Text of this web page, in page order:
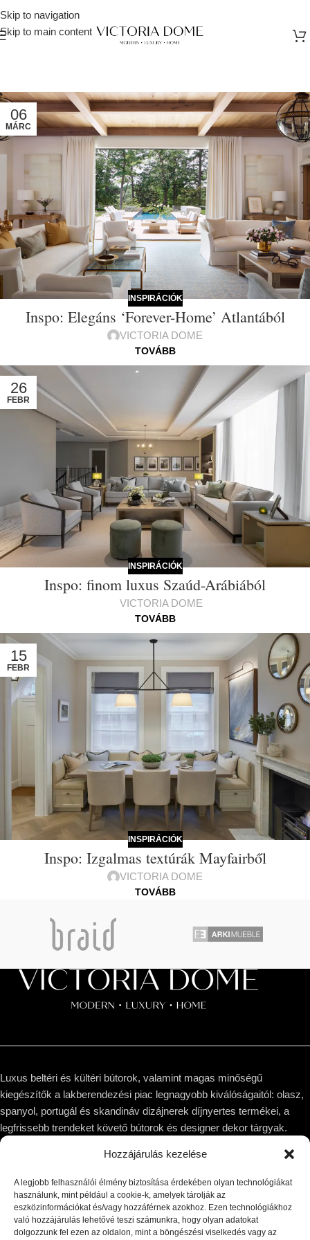
Hozzájárulás kezelése
A legjobb felhasználói élmény biztosítása érdekében olyan technológiákat
használunk, mint például a cookie-k, amelyek tárolják az
eszközinformációkat és/vagy hozzáférnek azokhoz. Ezen technológiákhoz
való hozzájárulás lehetővé teszi számunkra, hogy olyan adatokat
dolgozzunk fel ezen az oldalon, mint a böngészési viselkedés vagy az
Skip to navigation
Skip to main content
06
MÁRC
INSPIRÁCIÓK
Inspo: Elegáns ‘Forever-Home’ Atlantából
VICTORIA DOME
TOVÁBB
26
FEBR
INSPIRÁCIÓK
Inspo: finom luxus Szaúd-Arábiából
VICTORIA DOME
TOVÁBB
15
FEBR
INSPIRÁCIÓK
Inspo: Izgalmas textúrák Mayfairből
VICTORIA DOME
TOVÁBB
Luxus beltéri és kültéri bútorok, valamint magas minőségű
kiegészítők a lakberendezési piac legnagyobb kiválóságaitól: olasz,
spanyol, portugál és skandináv dizájnerek díjnyertes termékei, a
legfrissebb trendeket követő bútorok és designer dekor tárgyak.
1044 Budapest, Megyeri út 53.
Email: hello@victoriadome.com